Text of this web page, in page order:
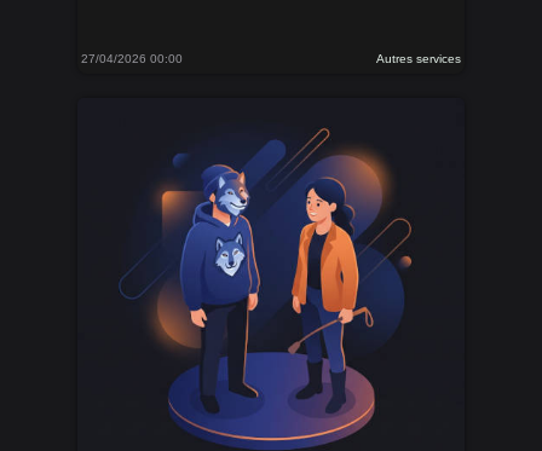
27/04/2026 00:00 Autres services